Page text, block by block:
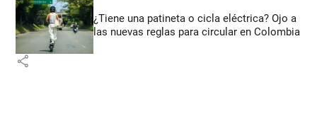
¿Tiene una patineta o cicla eléctrica? Ojo a
las nuevas reglas para circular en Colombia
share